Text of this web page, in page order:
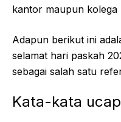
kantor maupun kolega
Adapun berikut ini
selamat hari paskah
sebagai salah satu
Kata-kata